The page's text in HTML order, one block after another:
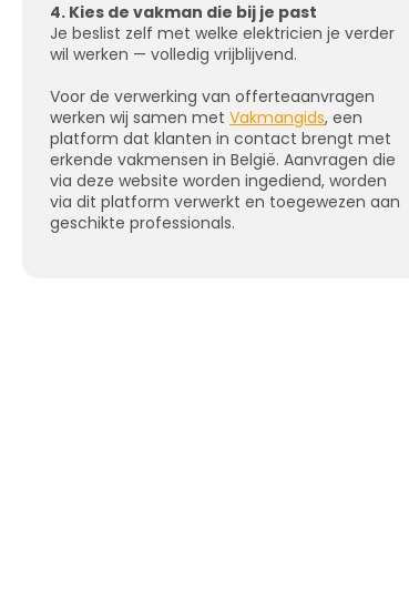
4. Kies de vakman die bij je past
Je beslist zelf met welke elektricien je verder
wil werken — volledig vrijblijvend.
Voor de verwerking van offerteaanvragen
werken wij samen met Vakmangids, een
platform dat klanten in contact brengt met
erkende vakmensen in België. Aanvragen die
via deze website worden ingediend, worden
via dit platform verwerkt en toegewezen aan
geschikte professionals.